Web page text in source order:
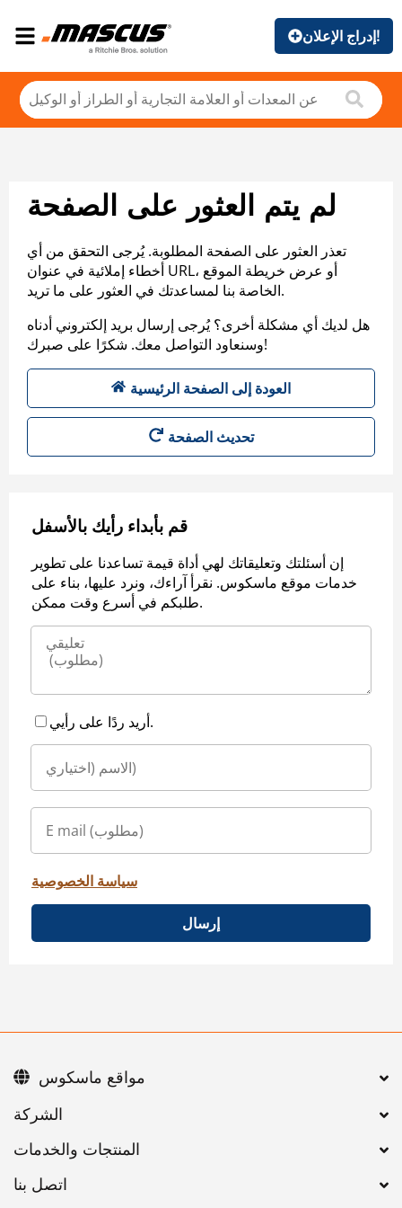
إدراج الإعلان!
لم يتم العثور على الصفحة
تعذر العثور على الصفحة المطلوبة. يُرجى التحقق من أي
أخطاء إملائية في عنوان URL، أو عرض خريطة الموقع
الخاصة بنا لمساعدتك في العثور على ما تريد.
هل لديك أي مشكلة أخرى؟ يُرجى إرسال بريد إلكتروني أدناه
وسنعاود التواصل معك. شكرًا على صبرك!
العودة إلى الصفحة الرئيسية
تحديث الصفحة
قم بأبداء رأيك بالأسفل
إن أسئلتك وتعليقاتك لهي أداة قيمة تساعدنا على تطوير
خدمات موقع ماسكوس. نقرأ آراءك، ونرد عليها، بناء على
طلبكم في أسرع وقت ممكن.
أريد ردًا على رأيي.
سياسة الخصوصية
إرسال
اتصل بنا
مواقع ماسكوس